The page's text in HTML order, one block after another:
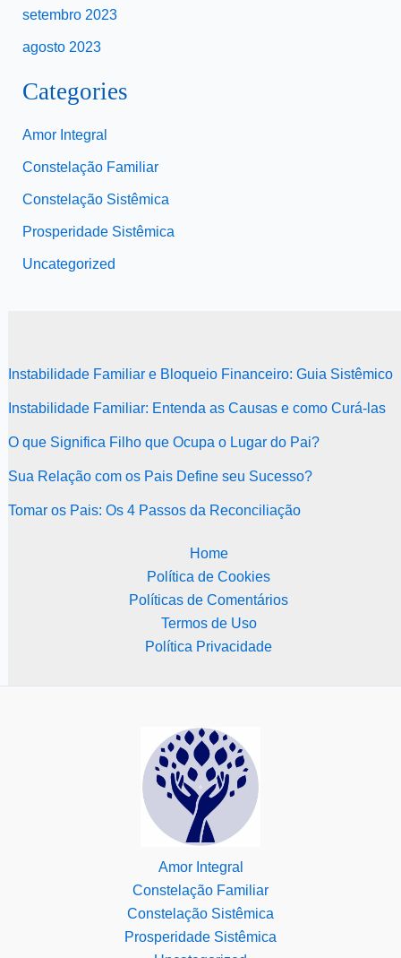
setembro 2023
agosto 2023
Categories
Amor Integral
Constelação Familiar
Constelação Sistêmica
Prosperidade Sistêmica
Uncategorized
Instabilidade Familiar e Bloqueio Financeiro: Guia Sistêmico
Instabilidade Familiar: Entenda as Causas e como Curá-las
O que Significa Filho que Ocupa o Lugar do Pai?
Sua Relação com os Pais Define seu Sucesso?
Tomar os Pais: Os 4 Passos da Reconciliação
Home
Política de Cookies
Políticas de Comentários
Termos de Uso
Política Privacidade
Amor Integral
Constelação Familiar
Constelação Sistêmica
Prosperidade Sistêmica